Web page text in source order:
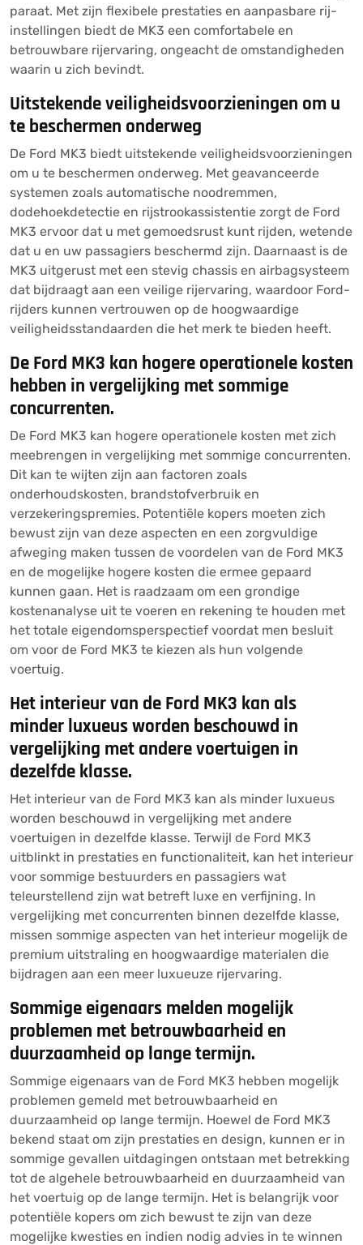
paraat. Met zijn flexibele prestaties en aanpasbare rij-
instellingen biedt de MK3 een comfortabele en
betrouwbare rijervaring, ongeacht de omstandigheden
waarin u zich bevindt.
Uitstekende veiligheidsvoorzieningen om u
te beschermen onderweg
De Ford MK3 biedt uitstekende veiligheidsvoorzieningen
om u te beschermen onderweg. Met geavanceerde
systemen zoals automatische noodremmen,
dodehoekdetectie en rijstrookassistentie zorgt de Ford
MK3 ervoor dat u met gemoedsrust kunt rijden, wetende
dat u en uw passagiers beschermd zijn. Daarnaast is de
MK3 uitgerust met een stevig chassis en airbagsysteem
dat bijdraagt aan een veilige rijervaring, waardoor Ford-
rijders kunnen vertrouwen op de hoogwaardige
veiligheidsstandaarden die het merk te bieden heeft.
De Ford MK3 kan hogere operationele kosten
hebben in vergelijking met sommige
concurrenten.
De Ford MK3 kan hogere operationele kosten met zich
meebrengen in vergelijking met sommige concurrenten.
Dit kan te wijten zijn aan factoren zoals
onderhoudskosten, brandstofverbruik en
verzekeringspremies. Potentiële kopers moeten zich
bewust zijn van deze aspecten en een zorgvuldige
afweging maken tussen de voordelen van de Ford MK3
en de mogelijke hogere kosten die ermee gepaard
kunnen gaan. Het is raadzaam om een grondige
kostenanalyse uit te voeren en rekening te houden met
het totale eigendomsperspectief voordat men besluit
om voor de Ford MK3 te kiezen als hun volgende
voertuig.
Het interieur van de Ford MK3 kan als
minder luxueus worden beschouwd in
vergelijking met andere voertuigen in
dezelfde klasse.
Het interieur van de Ford MK3 kan als minder luxueus
worden beschouwd in vergelijking met andere
voertuigen in dezelfde klasse. Terwijl de Ford MK3
uitblinkt in prestaties en functionaliteit, kan het interieur
voor sommige bestuurders en passagiers wat
teleurstellend zijn wat betreft luxe en verfijning. In
vergelijking met concurrenten binnen dezelfde klasse,
missen sommige aspecten van het interieur mogelijk de
premium uitstraling en hoogwaardige materialen die
bijdragen aan een meer luxueuze rijervaring.
Sommige eigenaars melden mogelijk
problemen met betrouwbaarheid en
duurzaamheid op lange termijn.
Sommige eigenaars van de Ford MK3 hebben mogelijk
problemen gemeld met betrouwbaarheid en
duurzaamheid op lange termijn. Hoewel de Ford MK3
bekend staat om zijn prestaties en design, kunnen er in
sommige gevallen uitdagingen ontstaan met betrekking
tot de algehele betrouwbaarheid en duurzaamheid van
het voertuig op de lange termijn. Het is belangrijk voor
potentiële kopers om zich bewust te zijn van deze
mogelijke kwesties en indien nodig advies in te winnen